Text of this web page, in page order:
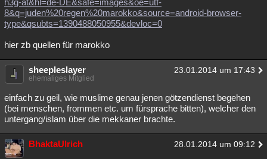
h3g-at&hl=de-DE&safe=images&oe=utf-
8&q=juden%20regen%20marokko&source=android-browser-
type&qsubts=1390488050955&devloc=0
hier zb quellen für marokko
sheepleslayer 23.01.2014 um 17:43
ehemaliges Mitglied
einfach zu geil, wie muslime genau jenen götzendienst begehen
(bei menschen, frommen etc. um fürsprache bitten), welcher den
untergang/islam über die mekkaner brachte.
BhaktaUlrich 28.01.2014 um 09:12